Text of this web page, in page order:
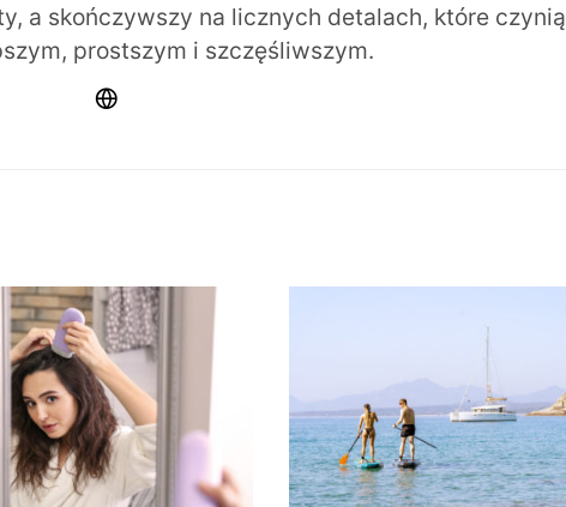
a skończywszy na licznych detalach, które czynią
prostszym i szczęśliwszym.